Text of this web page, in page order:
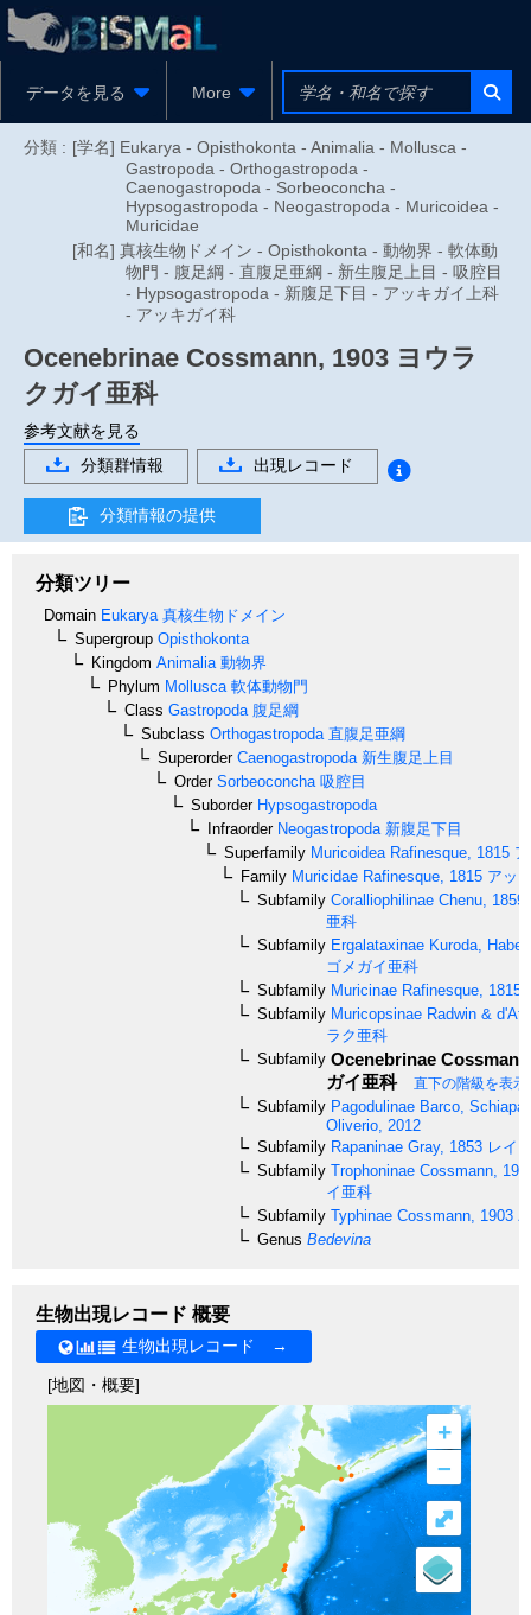
データを見る More
分類 : [学名] Eukarya - Opisthokonta - Animalia - Mollusca -
Gastropoda - Orthogastropoda -
Caenogastropoda - Sorbeoconcha -
Hypsogastropoda - Neogastropoda - Muricoidea -
Muricidae
[和名] 真核生物ドメイン - Opisthokonta - 動物界 - 軟体動
物門 - 腹足綱 - 直腹足亜綱 - 新生腹足上目 - 吸腔目
- Hypsogastropoda - 新腹足下目 - アッキガイ上科
- アッキガイ科
Ocenebrinae Cossmann, 1903 ヨウラ
クガイ亜科
参考文献を見る
分類群情報
出現レコード
分類情報の提供
分類ツリー
Domain Eukarya 真核生物ドメイン
Supergroup Opisthokonta
Kingdom Animalia 動物界
Phylum Mollusca 軟体動物門
Class Gastropoda 腹足綱
Subclass Orthogastropoda 直腹足亜綱
SuperorderCaenogastropoda 新生腹足上目
OrderSorbeoconcha 吸腔目
SuborderHypsogastropoda
InfraorderNeogastropoda 新腹足下目
Superfamily Muricoidea Rafinesque, 1815
Family Muricidae Rafinesque, 1815 アッ
Subfamily Coralliophilinae Chenu, 1859
亜科
Subfamily Ergalataxinae Kuroda, Habe
ゴメガイ亜科
Subfamily Muricinae Rafinesque, 1815
Subfamily Muricopsinae Radwin &
ラク亜科
Subfamily Ocenebrinae
ガイ亜科
直下の階級を表示
Subfamily Pagodulinae Barco,
Oliverio, 2012
Subfamily Rapaninae Gray, 1853 レイ
Subfamily Trophoninae Cossmann,
イ亜科
Subfamily Typhinae Cossmann, 1903
Genus Bedevina
生物出現レコード 概要
生物出現レコード →
[地図・概要]
+
–
⤢